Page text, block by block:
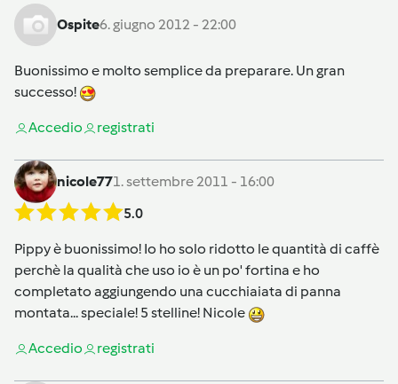
Ospite6. giugno 2012 - 22:00
Buonissimo e molto semplice da preparare. Un gran
successo!
Accedio registrati
nicole771. settembre 2011 - 16:00
5.0
Pippy è buonissimo! Io ho solo ridotto le quantità di caffè
perchè la qualità che uso io è un po' fortina e ho
completato aggiungendo una cucchiaiata di panna
montata... speciale! 5 stelline! Nicole
Accedio registrati